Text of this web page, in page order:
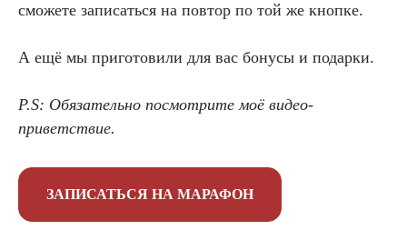
сможете записаться на повтор по той же кнопке.
А ещё мы приготовили для вас бонусы и подарки.
P.S: Обязательно посмотрите моё видео-
приветствие.
ЗАПИСАТЬСЯ НА МАРАФОН